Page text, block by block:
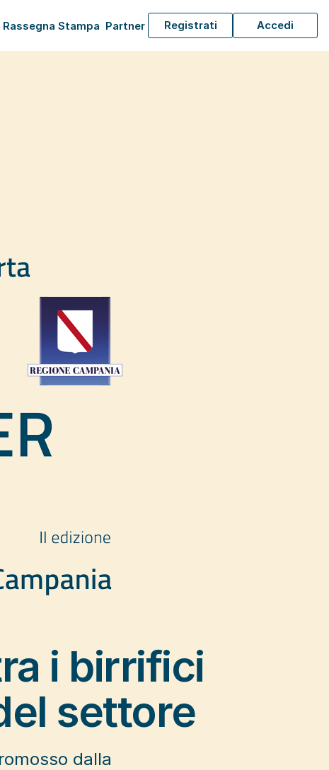
Rassegna Stampa Partner Registrati Accedi
i birrifici
settore
dalla